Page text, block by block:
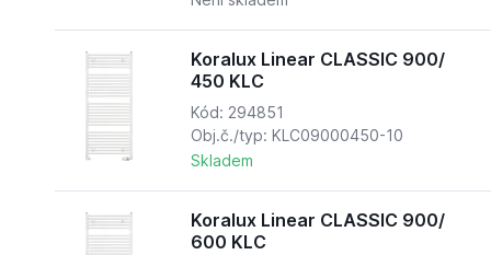
Koralux Linear CLASSIC 900/
450 KLC
Kód: 294851
Obj.č./typ: KLC09000450-10
Skladem
Koralux Linear CLASSIC 900/
600 KLC